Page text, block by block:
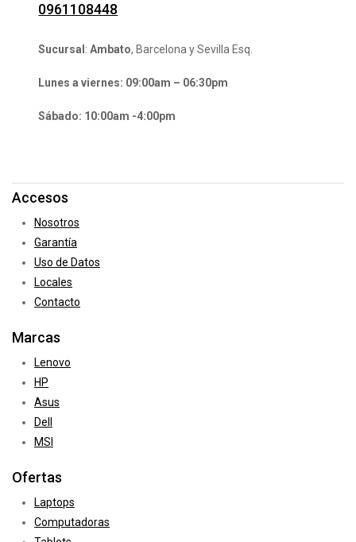
0961108448
Sucursal :Ambato, Barcelona y Sevilla Esq.
Lunes a viernes: 09:00am – 06:30pm
Sábado: 10:00am -4:00pm
Accesos
Nosotros
Garantía
Uso de Datos
Locales
Contacto
Marcas
Lenovo
HP
Asus
Dell
MSI
Ofertas
Laptops
Computadoras